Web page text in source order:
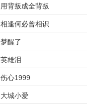
用背叛成全背叛
相逢何必曾相识
梦醒了
英雄泪
伤心1999
大城小爱